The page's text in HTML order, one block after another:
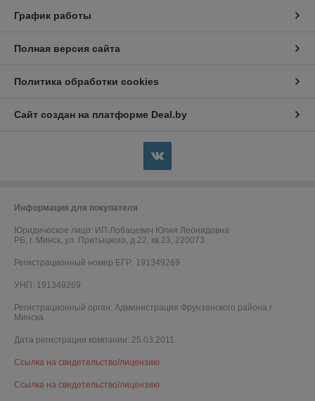
График работы
Полная версия сайта
Политика обработки cookies
Сайт создан на платформе Deal.by
Информация для покупателя
Юридическое лицо: ИП Лобацевич Юлия Леонидовна
РБ, г. Минск, ул. Притыцкого, д.22, кв.23, 220073
Регистрационный номер ЕГР: 191349269
УНП: 191349269
Регистрационный орган: Администрация Фрунзенского района г
Минска
Дата регистрации компании: 25.03.2011
Ссылка на свидетельство/лицензию
Ссылка на свидетельство/лицензию